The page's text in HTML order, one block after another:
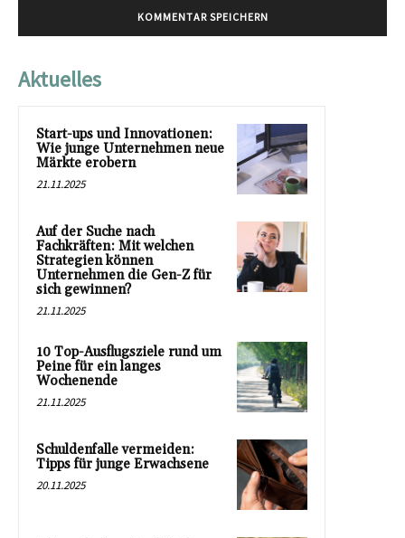
Aktuelles
Start-ups und Innovationen:
Wie junge Unternehmen neue
Märkte erobern
21.11.2025
Auf der Suche nach
Fachkräften: Mit welchen
Strategien können
Unternehmen die Gen-Z für
sich gewinnen?
21.11.2025
10 Top-Ausflugsziele rund um
Peine für ein langes
Wochenende
21.11.2025
Schuldenfalle vermeiden:
Tipps für junge Erwachsene
20.11.2025